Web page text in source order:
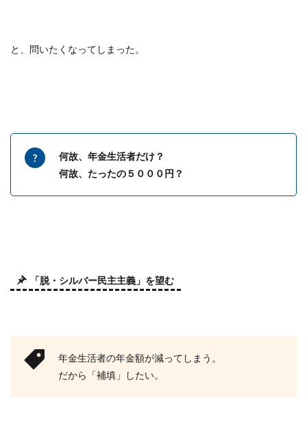
と、問いたくなってしまった。
何故、年金生活者だけ？
何故、たったの５０００円？
「脱・シルバー民主主義」を望む
年金生活者の年金額が減ってしまう。
だから「補填」したい。